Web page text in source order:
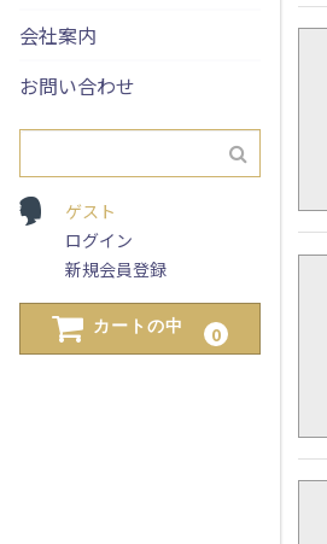
会社案内
お問い合わせ
ゲスト
ログイン
新規会員登録
カートの中 0